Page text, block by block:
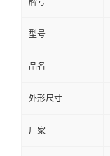
言
牌号
型号
品名
外形尺寸
厂家